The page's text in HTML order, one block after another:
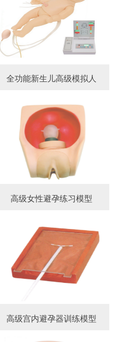
全功能新生儿高级模拟人
高级女性避孕练习模型
高级宫内避孕器训练模型